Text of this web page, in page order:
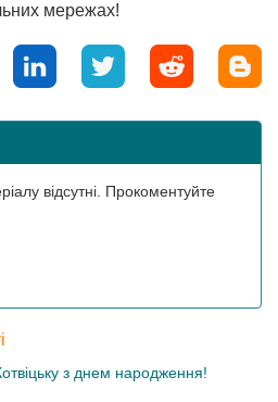
мережах!
відсутні. Прокоментуйте
з днем народження!